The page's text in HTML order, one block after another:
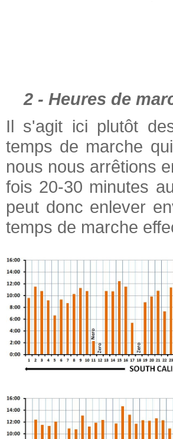
2 - Heures de
Il s'agit ici plutôt
temps de marche
nous nous arrêtions
fois 20-30 minutes
peut donc enlever
temps de marche